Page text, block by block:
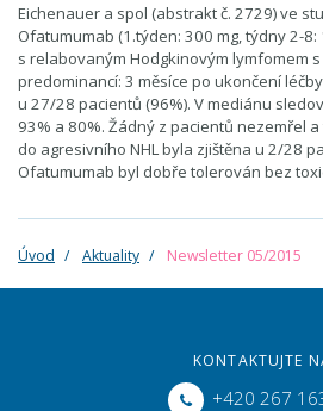
Eichenauer a spol (abstrakt č. 2729) ve
Ofatumumab (1.týden: 300 mg, týdny 2-
s relabovaným Hodgkinovým lymfomem
predominancí: 3 měsíce po ukončení
u 27/28 pacientů (96%). V mediánu
93% a 80%. Žádný z pacientů nezemřel
do agresivního NHL byla zjištěna u 2/28
Ofatumumab byl dobře tolerován bez
Úvod Aktuality Newsletter 05/2015
KONTAKTUJTE
+420 267